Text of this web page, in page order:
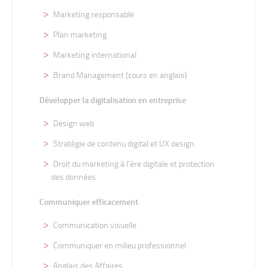
Marketing responsable
Plan marketing
Marketing international
Brand Management (cours en anglais)
Développer la digitalisation en entreprise
Design web
Stratégie de contenu digital et UX design
Droit du marketing à l’ère digitale et protection
des données
Communiquer efficacement
Communication visuelle
Communiquer en milieu professionnel
Anglais des Affaires